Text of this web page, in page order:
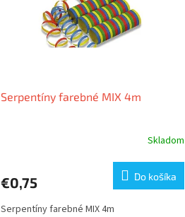
Serpentíny farebné MIX 4m
Skladom
€0,75 Do košíka
Serpentíny farebné MIX 4m